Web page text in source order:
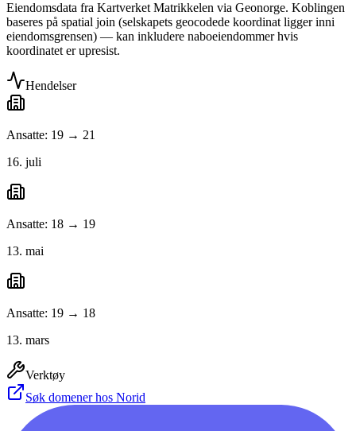
Eiendomsdata fra Kartverket Matrikkelen via Geonorge. Koblingen
baseres på spatial join (selskapets geocodede koordinat ligger inni
eiendomsgrensen) — kan inkludere naboeiendommer hvis
koordinatet er upresist.
Hendelser
Ansatte: 19 → 21
16. juli
Ansatte: 18 → 19
13. mai
Ansatte: 19 → 18
13. mars
Verktøy
Søk domener hos Norid